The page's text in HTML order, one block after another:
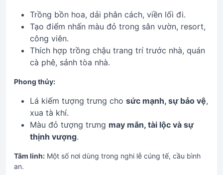
Trồng bồn hoa, dải phân cách, viền lối đi.
Tạo điểm nhấn màu đỏ trong sân vườn, resort,
công viên.
Thích hợp trồng chậu trang trí trước nhà, quán
cà phê, sảnh tòa nhà.
Phong thủy:
Lá kiếm tượng trưng cho sức mạnh, sự bảo vệ,
xua tà khí.
Màu đỏ tượng trưng may mắn, tài lộc và sự
thịnh vượng.
Tâm linh: Một số nơi dùng trong nghi lễ cúng tế, cầu bình
an.